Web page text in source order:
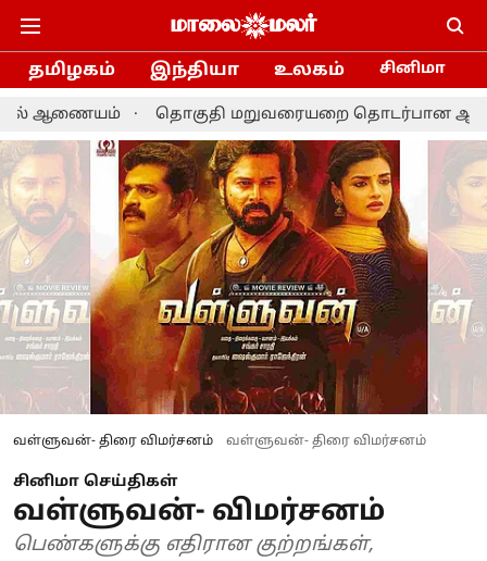
தமிழகம் இந்தியா உலகம் சினிமா
தொகுதி மறுவரையறை தொடர்பான ஆலோசனை:
வள்ளுவன்- திரை விமர்சனம் வள்ளுவன்- திரை விமர்சனம்
சினிமா செய்திகள்
வள்ளுவன்- விமர்சனம்
பெண்களுக்கு எதிரான குற்றங்கள்,